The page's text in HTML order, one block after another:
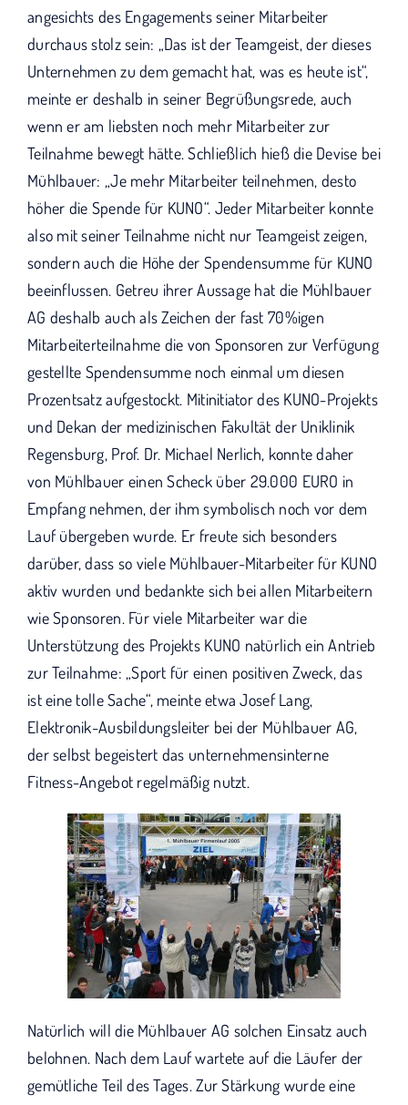
angesichts des Engagements seiner Mitarbeiter
durchaus stolz sein: „Das ist der Teamgeist, der dieses
Unternehmen zu dem gemacht hat, was es heute ist“,
meinte er deshalb in seiner Begrüßungsrede, auch
wenn er am liebsten noch mehr Mitarbeiter zur
Teilnahme bewegt hätte. Schließlich hieß die Devise bei
Mühlbauer: „Je mehr Mitarbeiter teilnehmen, desto
höher die Spende für KUNO“. Jeder Mitarbeiter konnte
also mit seiner Teilnahme nicht nur Teamgeist zeigen,
sondern auch die Höhe der Spendensumme für KUNO
beeinflussen. Getreu ihrer Aussage hat die Mühlbauer
AG deshalb auch als Zeichen der fast 70%igen
Mitarbeiterteilnahme die von Sponsoren zur Verfügung
gestellte Spendensumme noch einmal um diesen
Prozentsatz aufgestockt. Mitinitiator des KUNO-Projekts
und Dekan der medizinischen Fakultät der Uniklinik
Regensburg, Prof. Dr. Michael Nerlich, konnte daher
von Mühlbauer einen Scheck über 29.000 EURO in
Empfang nehmen, der ihm symbolisch noch vor dem
Lauf übergeben wurde. Er freute sich besonders
darüber, dass so viele Mühlbauer-Mitarbeiter für KUNO
aktiv wurden und bedankte sich bei allen Mitarbeitern
wie Sponsoren. Für viele Mitarbeiter war die
Unterstützung des Projekts KUNO natürlich ein Antrieb
zur Teilnahme: „Sport für einen positiven Zweck, das
ist eine tolle Sache“, meinte etwa Josef Lang,
Elektronik-Ausbildungsleiter bei der Mühlbauer AG,
der selbst begeistert das unternehmensinterne
Fitness-Angebot regelmäßig nutzt.
Natürlich will die Mühlbauer AG solchen Einsatz auch
belohnen. Nach dem Lauf wartete auf die Läufer der
gemütliche Teil des Tages. Zur Stärkung wurde eine